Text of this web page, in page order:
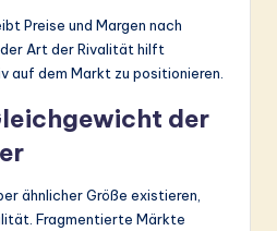
Preise und Margen nach
Art der Rivalität hilft
auf dem Markt zu positionieren.
der
ähnlicher Größe existieren,
Fragmentierte Märkte